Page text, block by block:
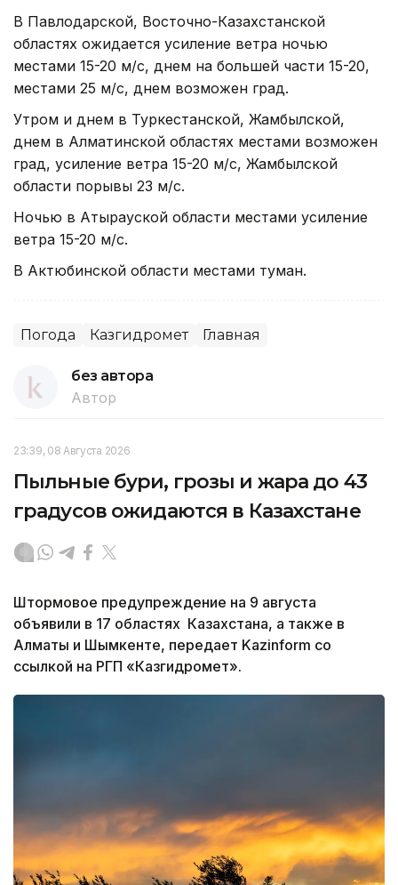
В Павлодарской, Восточно-Казахстанской
областях ожидается усиление ветра ночью
местами 15-20 м/с, днем на большей части 15-20,
местами 25 м/с, днем возможен град.
Утром и днем в Туркестанской, Жамбылской,
днем в Алматинской областях местами возможен
град, усиление ветра 15-20 м/с, Жамбылской
области порывы 23 м/с.
Ночью в Атырауской области местами усиление
ветра 15-20 м/с.
В Актюбинской области местами туман.
Погода Казгидромет Главная
без автора
Автор
23:39, 08 Августа 2026
Пыльные бури, грозы и жара до 43
градусов ожидаются в Казахстане
Штормовое предупреждение на 9 августа
объявили в 17 областях Казахстана, а также в
Алматы и Шымкенте, передает Kazinform со
ссылкой на РГП «Казгидромет».